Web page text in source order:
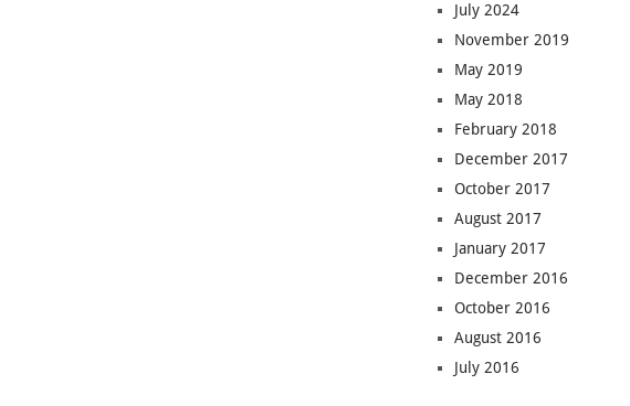
July 2024
November 2019
May 2019
May 2018
February 2018
December 2017
October 2017
August 2017
January 2017
December 2016
October 2016
August 2016
July 2016